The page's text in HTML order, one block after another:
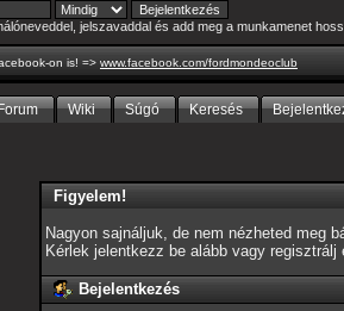
jelszavaddal és add meg a munkamenet
on is! => www.facebook.com/fordmondeoclub
Wiki Súgó Keresés
Figyelem!
Nagyon sajnáljuk, de nem nézheted meg
Kérlek jelentkezz be alább vagy regisztrálj
Bejelentkezés